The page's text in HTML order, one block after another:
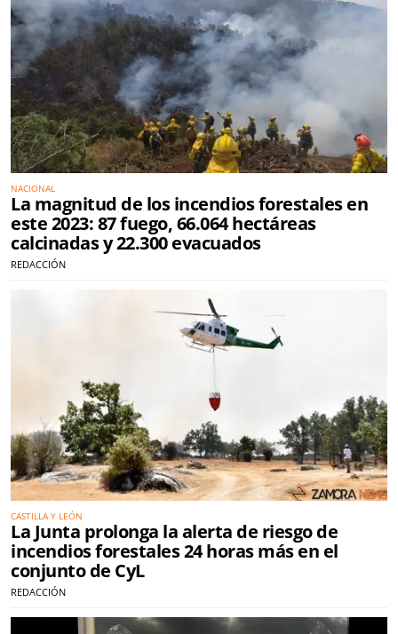
NACIONAL
La magnitud de los incendios forestales en
este 2023: 87 fuego, 66.064 hectáreas
calcinadas y 22.300 evacuados
REDACCIÓN
CASTILLA Y LEÓN
La Junta prolonga la alerta de riesgo de
incendios forestales 24 horas más en el
conjunto de CyL
REDACCIÓN